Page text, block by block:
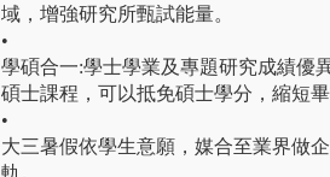
域，增強研究所甄試能量。
•
學碩合一:學士學業及專題研究成績優
碩士課程，可以抵免碩士學分，縮短畢
•
大三暑假依學生意願，媒合至業界做